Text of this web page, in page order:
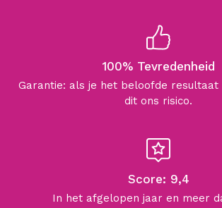
100% Tevredenheid
Garantie: als je het beloofde resultaat
dit ons risico.
Score: 9,4
In het afgelopen jaar en meer